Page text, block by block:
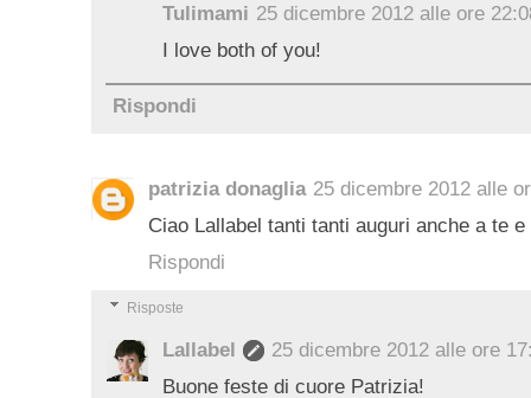
Tulimami 25 dicembre 2012 alle ore
I love both of you!
Rispondi
patrizia donaglia 25 dicembre 2012 alle
Ciao Lallabel tanti tanti auguri anche a te
Rispondi
Risposte
Lallabel
25 dicembre 2012 alle ore
Buone feste di cuore Patrizia!